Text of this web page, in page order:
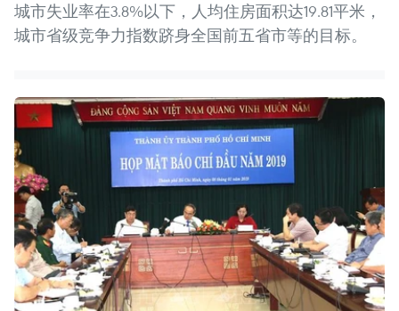
城市失业率在3.8%以下，人均住房面积达19.81平米，
城市省级竞争力指数跻身全国前五省市等的目标。